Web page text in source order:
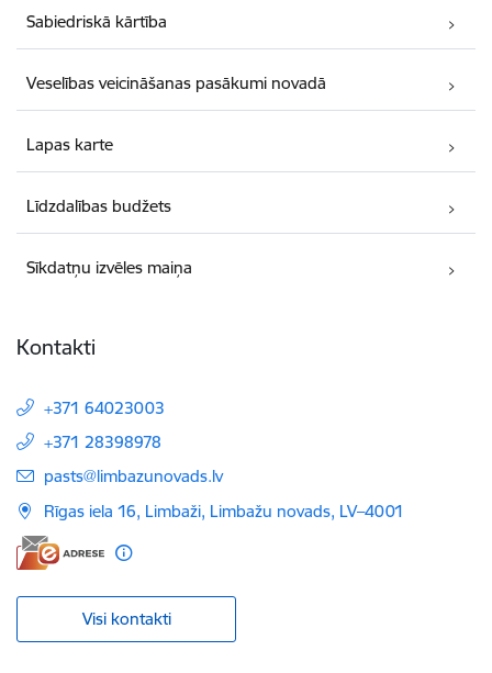
Sabiedriskā kārtība
Veselības veicināšanas pasākumi novadā
Lapas karte
Līdzdalības budžets
Sīkdatņu izvēles maiņa
Kontakti
+371 64023003
+371 28398978
E-pasts:
pasts@limbazunovads.lv
Rīgas iela 16, Limbaži, Limbažu novads, LV–4001
Visi kontakti